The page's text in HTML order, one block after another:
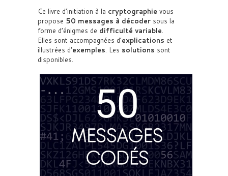
Ce livre d’initiation à la cryptographie vous
propose 50 messages à décoder sous la
forme d’énigmes de difficulté variable.
Elles sont accompagnées d’explications et
illustrées d’exemples. Les solutions sont
disponibles.